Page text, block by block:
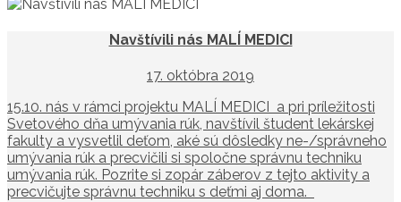
Navštívili nás MALÍ MEDICI
17. októbra 2019
15.10. nás v rámci projektu MALÍ MEDICI a pri príležitosti
Svetového dňa umývania rúk, navštívil študent lekárskej
fakulty a vysvetlil deťom, aké sú dôsledky ne-/správneho
umývania rúk a precvičili si spoločne správnu techniku
umývania rúk. Pozrite si zopár záberov z tejto aktivity a
precvičujte správnu techniku s deťmi aj doma.